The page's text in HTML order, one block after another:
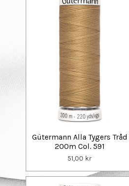
Gütermann Alla Tygers Tråd
200m Col. 591
51,00 kr